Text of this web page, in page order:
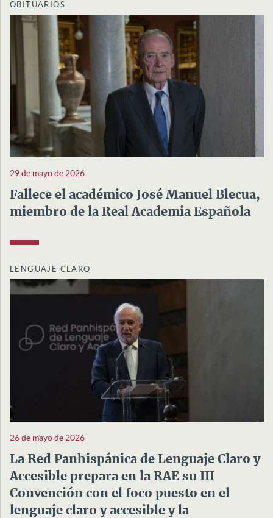
OBITUARIOS
29 de mayo de 2026
Fallece el académico José Manuel Blecua,
miembro de la Real Academia Española
LENGUAJE CLARO
26 de mayo de 2026
La Red Panhispánica de Lenguaje Claro y
Accesible prepara en la RAE su III
Convención con el foco puesto en el
lenguaje claro y accesible y la